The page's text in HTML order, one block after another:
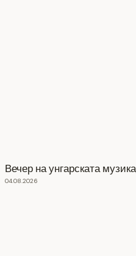
Вечер на унгарската
04.08.2026